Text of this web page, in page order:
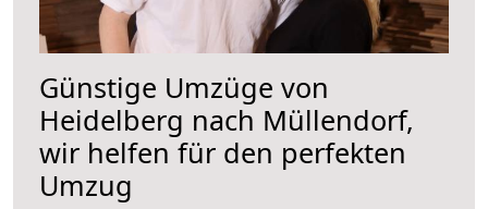
Günstige Umzüge von
Heidelberg nach Müllendorf,
wir helfen für den perfekten
Umzug